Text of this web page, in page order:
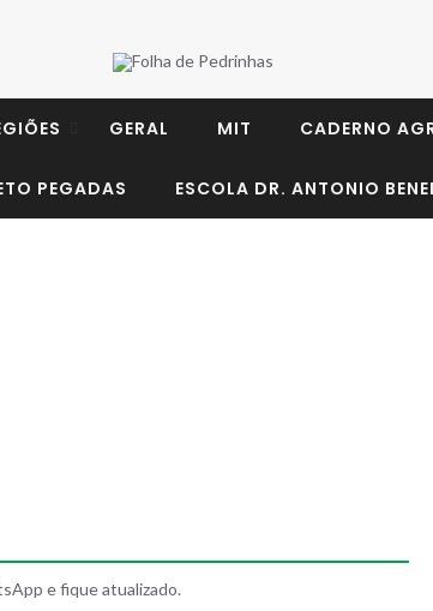
GERAL MIT CADERNO
PEGADAS ESCOLA DR. ANTONIO
e fique atualizado.